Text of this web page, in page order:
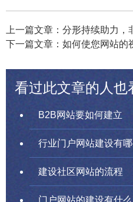
上一篇文章：分形持续助力，
下一篇文章：如何使您网站的
看过此文章的人也
B2B网站要如何建立
行业门户网站建设有
建设社区网站的流程
门户网站的建设有什么